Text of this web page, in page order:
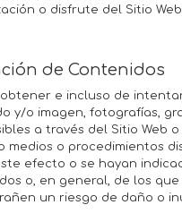
o disfrute del Sitio
de Contenidos
e incluso de
y/o imagen, fotografías,
a través del Sitio Web
medios o procedimientos
efecto o se hayan
o, en general, de los
un riesgo de daño o